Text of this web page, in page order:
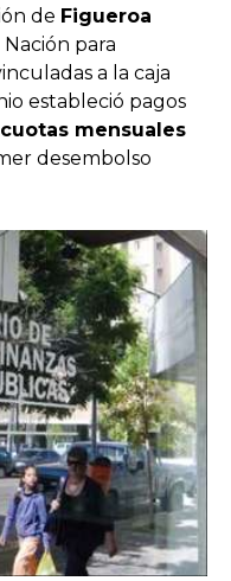
de Figueroa
para
a la caja
estableció pagos
cuotas mensuales
desembolso